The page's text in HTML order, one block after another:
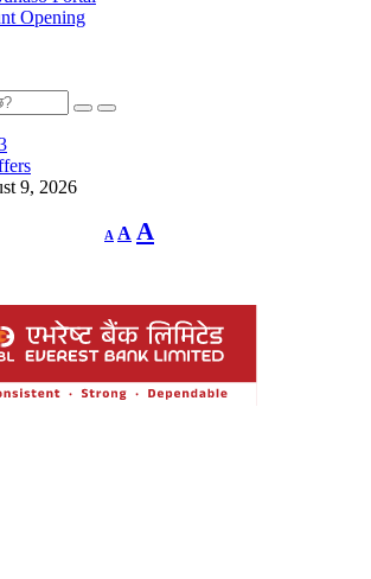
Opening
9, 2026
A
Decrease
font
A Reset
font
A